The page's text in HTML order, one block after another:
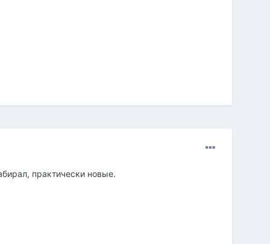
практически новые.